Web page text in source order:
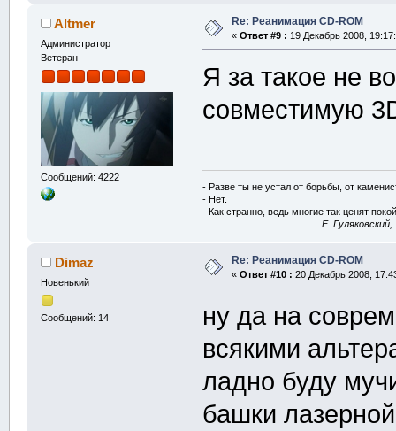
Altmer
Администратор
Ветеран
Сообщений: 4222
Re: Реанимация CD-ROM
« Ответ #9 : 19 Декабрь 2008,
Я за такое не
совместимую
- Разве ты не устал от борьбы, от
- Нет.
- Как странно, ведь многие так ценят
E.
Dimaz
Новенький
Сообщений: 14
Re: Реанимация CD-ROM
« Ответ #10 : 20 Декабрь 2008,
ну да на
всякими
ладно буду
башки